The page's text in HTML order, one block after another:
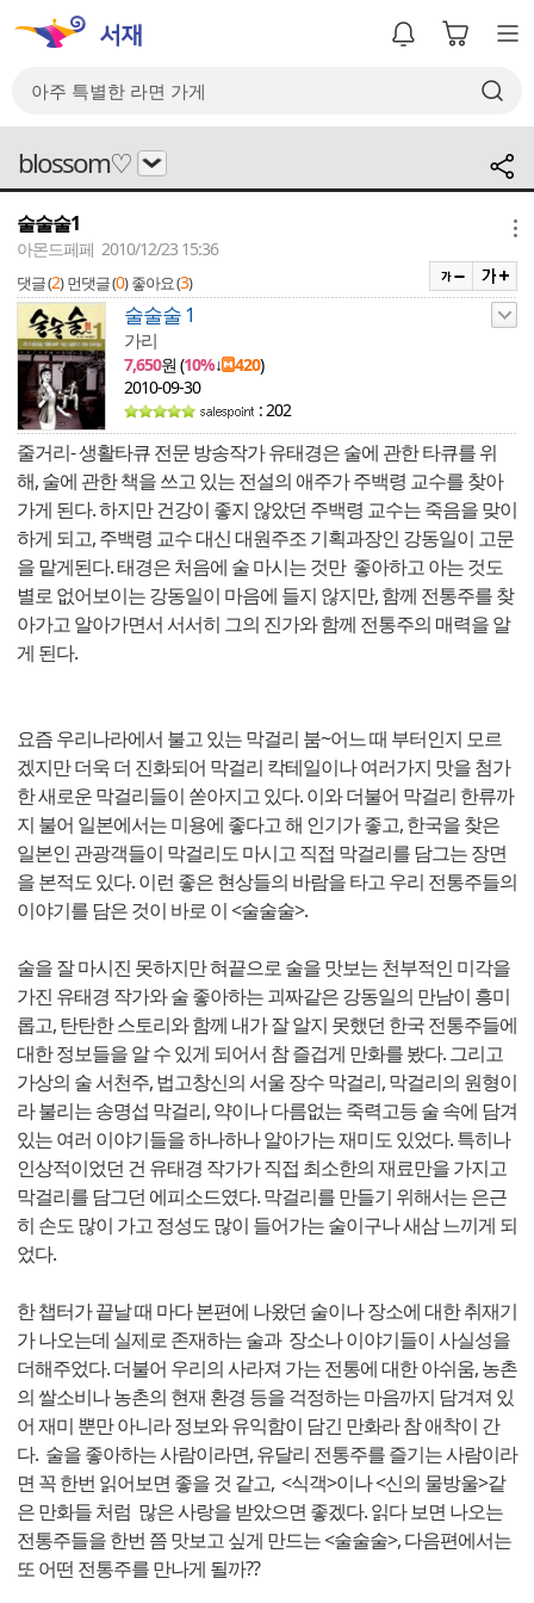
blossom♡
술술술1
아몬드페페 2010/12/23 15:36
댓글 (2) 먼댓글 (0) 좋아요 (3)
술술술 1
가리
7,650원 (10%↓ 420)
2010-09-30
: 202
줄거리- 생활타큐 전문 방송작가 유태경은 술에 관한 타큐를 위
해, 술에 관한 책을 쓰고 있는 전설의 애주가 주백령 교수를 찾아
가게 된다. 하지만 건강이 좋지 않았던 주백령 교수는 죽음을 맞이
하게 되고, 주백령 교수 대신 대원주조 기획과장인 강동일이 고문
을 맡게된다. 태경은 처음에 술 마시는 것만 좋아하고 아는 것도
별로 없어보이는 강동일이 마음에 들지 않지만, 함께 전통주를 찾
아가고 알아가면서 서서히 그의 진가와 함께 전통주의 매력을 알
게 된다.
요즘 우리나라에서 불고 있는 막걸리 붐~어느 때 부터인지 모르
겠지만 더욱 더 진화되어 막걸리 칵테일이나 여러가지 맛을 첨가
한 새로운 막걸리들이 쏟아지고 있다. 이와 더불어 막걸리 한류까
지 불어 일본에서는 미용에 좋다고 해 인기가 좋고, 한국을 찾은
일본인 관광객들이 막걸리도 마시고 직접 막걸리를 담그는 장면
을 본적도 있다. 이런 좋은 현상들의 바람을 타고 우리 전통주들의
이야기를 담은 것이 바로 이 <술술술>.
술을 잘 마시진 못하지만 혀끝으로 술을 맛보는 천부적인 미각을
가진 유태경 작가와 술 좋아하는 괴짜같은 강동일의 만남이 흥미
롭고, 탄탄한 스토리와 함께 내가 잘 알지 못했던 한국 전통주들에
대한 정보들을 알 수 있게 되어서 참 즐겁게 만화를 봤다. 그리고
가상의 술 서천주, 법고창신의 서울 장수 막걸리, 막걸리의 원형이
라 불리는 송명섭 막걸리, 약이나 다름없는 죽력고등 술 속에 담겨
있는 여러 이야기들을 하나하나 알아가는 재미도 있었다. 특히나
인상적이었던 건 유태경 작가가 직접 최소한의 재료만을 가지고
막걸리를 담그던 에피소드였다. 막걸리를 만들기 위해서는 은근
히 손도 많이 가고 정성도 많이 들어가는 술이구나 새삼 느끼게 되
었다.
한 챕터가 끝날 때 마다 본편에 나왔던 술이나 장소에 대한 취재기
가 나오는데 실제로 존재하는 술과 장소나 이야기들이 사실성을
더해주었다. 더불어 우리의 사라져 가는 전통에 대한 아쉬움, 농촌
의 쌀소비나 농촌의 현재 환경 등을 걱정하는 마음까지 담겨져 있
어 재미 뿐만 아니라 정보와 유익함이 담긴 만화라 참 애착이 간
다. 술을 좋아하는 사람이라면, 유달리 전통주를 즐기는 사람이라
면 꼭 한번 읽어보면 좋을 것 같고, <식객>이나 <신의 물방울>같
은 만화들 처럼 많은 사랑을 받았으면 좋겠다. 읽다 보면 나오는
전통주들을 한번 쯤 맛보고 싶게 만드는 <술술술>, 다음편에서는
또 어떤 전통주를 만나게 될까??